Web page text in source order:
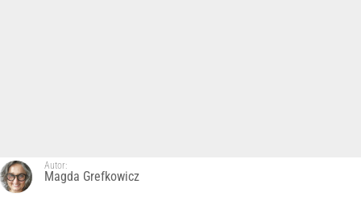
Autor:
Magda Grefkowicz